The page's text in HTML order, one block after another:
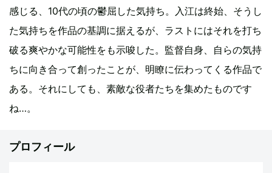
感じる、10代の頃の鬱屈した気持ち。入江は終始、そうし
た気持ちを作品の基調に据えるが、ラストにはそれを打ち
破る爽やかな可能性をも示唆した。監督自身、自らの気持
ちに向き合って創ったことが、明瞭に伝わってくる作品で
ある。それにしても、素敵な役者たちを集めたものです
ね…。
プロフィール